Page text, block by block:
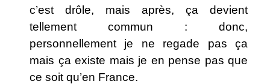
c’est drôle, mais après, ça devient
tellement commun : donc,
personnellement je ne regade pas ça
mais ça existe mais je en pense pas que
ce soit qu’en France.